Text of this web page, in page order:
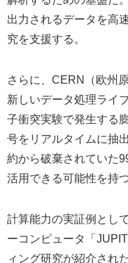
出力されるデータを高
究を支援する。
さらに、CERN（欧州
新しいデータ処理ライ
子衝突実験で発生する
号をリアルタイムに抽
約から破棄されていた
活用できる可能性を持つ
計算能力の実証例とし
ーコンピュータ「
ィング研究が紹介され